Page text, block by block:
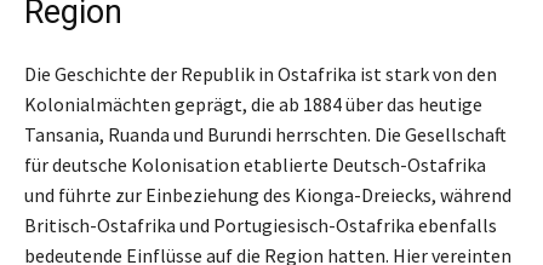
Region
Die Geschichte der Republik in Ostafrika ist stark von den
Kolonialmächten geprägt, die ab 1884 über das heutige
Tansania, Ruanda und Burundi herrschten. Die Gesellschaft
für deutsche Kolonisation etablierte Deutsch-Ostafrika
und führte zur Einbeziehung des Kionga-Dreiecks, während
Britisch-Ostafrika und Portugiesisch-Ostafrika ebenfalls
bedeutende Einflüsse auf die Region hatten. Hier vereinten